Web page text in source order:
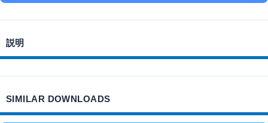
説明
SIMILAR DOWNLOADS